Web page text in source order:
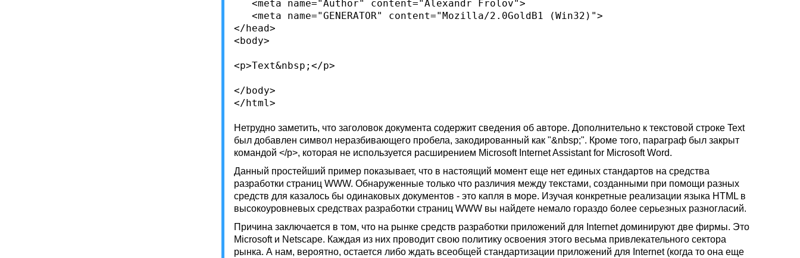
   <meta name="Author" content="Alexandr Frolov">
   <meta name="GENERATOR" content="Mozilla/2.0GoldB1 (Win32)">
</head>
<body>
<p>Text&nbsp;</p>
</body>
Нетрудно заметить, что заголовок документа содержит сведения об авторе. Дополнительно к текстовой строке Text
был добавлен символ неразбивающего пробела, закодированный как "&nbsp;". Кроме того, параграф был закрыт
командой </p>, которая не используется расширением Microsoft Internet Assistantfor Microsoft Word.
Данный простейший пример показывает, что в настоящий момент еще нет единых стандартов на средства
разработки страниц WWW. Обнаруженные только что различия между текстами, созданными при помощи разных
средств для казалось бы одинаковых документов - это капля в море. Изучая конкретные реализации языка HTML в
высокоуровневых средствах разработки страниц WWW вы найдете немало гораздо более серьезных разногласий.
Причина заключается в том, что на рынке средств разработки приложений для Internet доминируют две фирмы. Это
Microsoft и Netscape. Каждая из них проводит свою политику освоения этого весьма привлекательного сектора
рынка. А нам, вероятно, остается либо ждать всеобщей стандартизации приложений для Internet (когда то она еще